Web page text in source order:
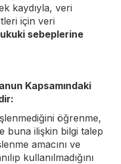
kaydıyla, veri
için veri
sebeplerine
Kapsamındaki
öğrenme,
buna ilişkin bilgi talep
amacını ve
kullanılmadığını